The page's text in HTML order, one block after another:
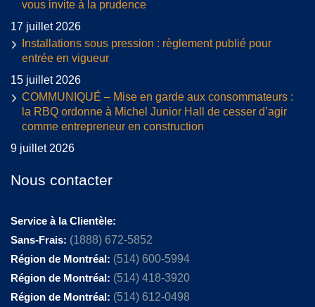
vous invite à la prudence
17 juillet 2026
Installations sous pression : règlement publié pour
entrée en vigueur
15 juillet 2026
COMMUNIQUÉ – Mise en garde aux consommateurs :
la RBQ ordonne à Michel Junior Hall de cesser d’agir
comme entrepreneur en construction
9 juillet 2026
Nous contacter
Service à la Clientèle:
Sans-Frais: (1888) 672-5852
Région de Montréal: (514) 600-5994
Région de Montréal: (514) 418-3920
Région de Montréal: (514) 612-0498